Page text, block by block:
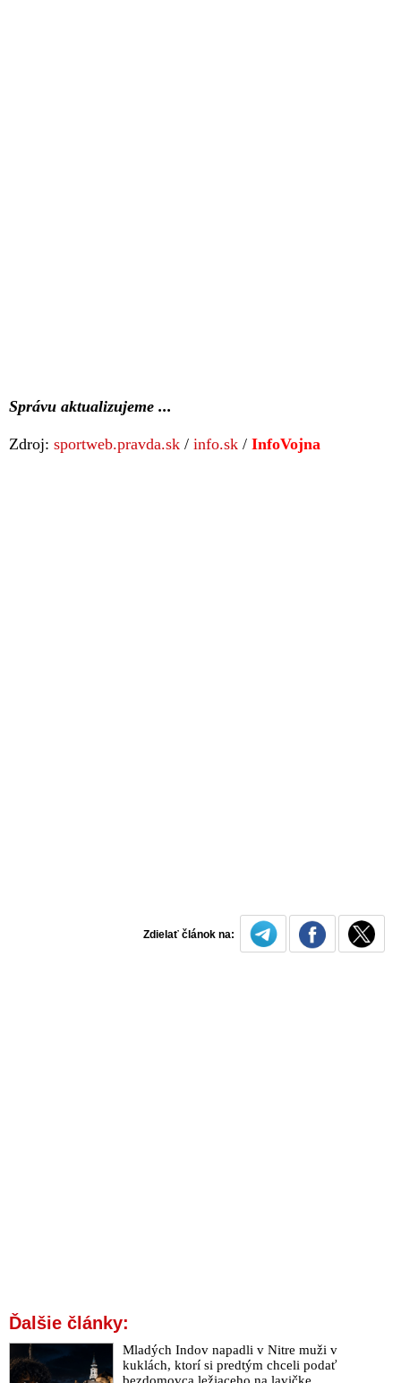
Správu aktualizujeme ...
Zdroj: sportweb.pravda.sk / info.sk / InfoVojna
Zdielať článok na:
Ďalšie články:
Mladých Indov napadli v Nitre muži v
kuklách, ktorí si predtým chceli podať
bezdomovca ležiaceho na lavičke